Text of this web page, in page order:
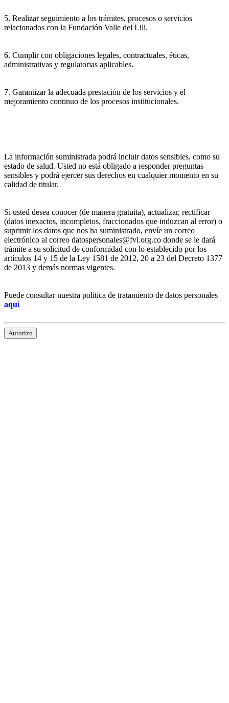
5. Realizar seguimiento a los trámites, procesos o servicios
relacionados con la Fundación Valle del Lili.
6. Cumplir con obligaciones legales, contractuales, éticas,
administrativas y regulatorias aplicables.
7. Garantizar la adecuada prestación de los servicios y el
mejoramiento continuo de los procesos institucionales.
La información suministrada podrá incluir datos sensibles, como su
estado de salud. Usted no está obligado a responder preguntas
sensibles y podrá ejercer sus derechos en cualquier momento en su
calidad de titular.
Si usted desea conocer (de manera gratuita), actualizar, rectificar
(datos inexactos, incompletos, fraccionados que induzcan al error) o
suprimir los datos que nos ha suministrado, envíe un correo
electrónico al correo datospersonales@fvl.org.co donde se le dará
trámite a su solicitud de conformidad con lo establecido por los
artículos 14 y 15 de la Ley 1581 de 2012, 20 a 23 del Decreto 1377
de 2013 y demás normas vigentes.
Puede consultar nuestra política de tratamiento de datos personales
aquí
Autorizo